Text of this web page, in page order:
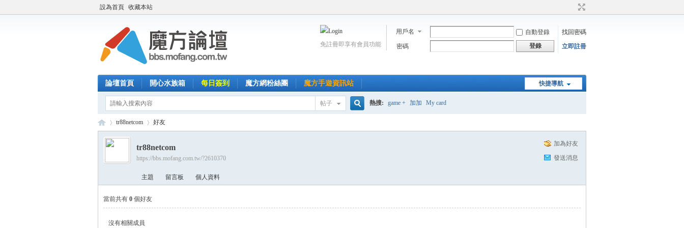
設為首頁 收藏本站
用戶名 自動登錄
找回密碼
密碼
登錄 立即註冊
免註冊即享有會員功能
快捷導航
論壇首頁 開心水族箱 每日簽到 魔方網粉絲團 魔方手遊資訊站
帖子 熱搜: game + 加加 My card
›
tr88netcom 好友
加為好友
發送消息
tr88netcom
https://bbs.mofang.com.tw/?2610370
主題 留言板 個人資料
當前共有 0 個好友
沒有相關成員